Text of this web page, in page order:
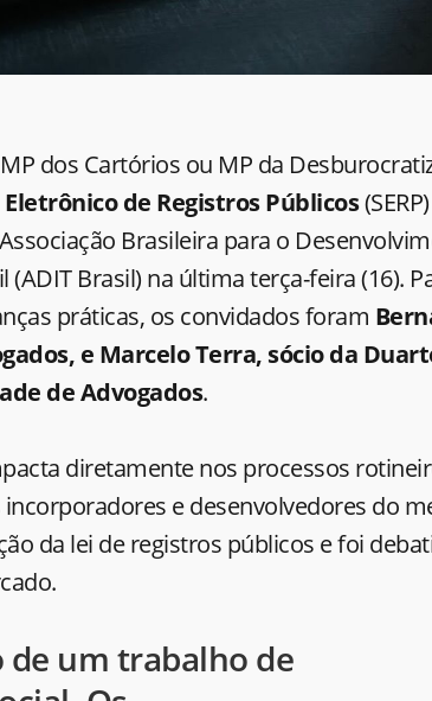
dos Cartórios ou MP da
de Registros Públicos
Brasileira para o
Brasil) na última terça-feira (16).
práticas, os convidados foram
e Marcelo Terra, sócio da
de Advogados.
diretamente nos processos
e desenvolvedores do
da lei de registros públicos e foi
de um trabalho de